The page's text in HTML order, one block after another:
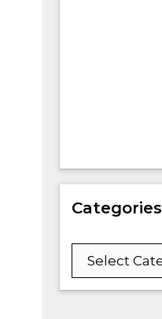
Categories
Categories